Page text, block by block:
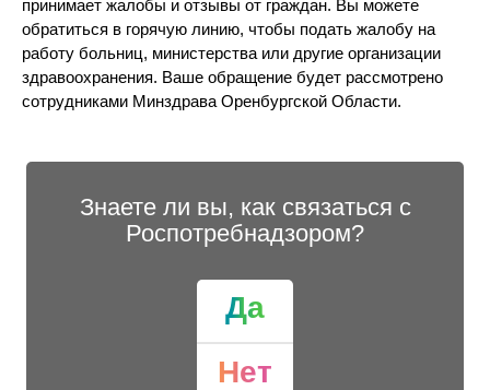
принимает жалобы и отзывы от граждан. Вы можете
обратиться в горячую линию, чтобы подать жалобу на
работу больниц, министерства или другие организации
здравоохранения. Ваше обращение будет рассмотрено
сотрудниками Минздрава Оренбургской Области.
Знаете ли вы, как связаться с
Роспотребнадзором?
Да
Нет